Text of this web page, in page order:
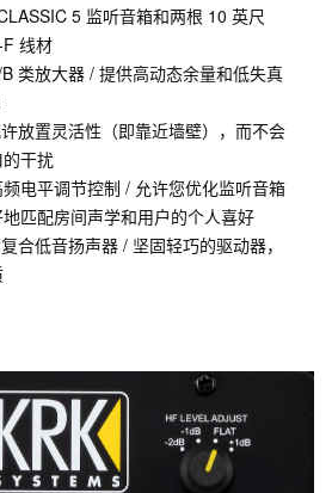
5 监听音箱和两根 10 英尺
线材
类放大器 / 提供高动态余量和低失真
放置灵活性（即靠近墙壁），而不会
干扰
电平调节控制 / 允许您优化监听音箱
匹配房间声学和用户的个人喜好
合低音扬声器 / 坚固轻巧的驱动器，